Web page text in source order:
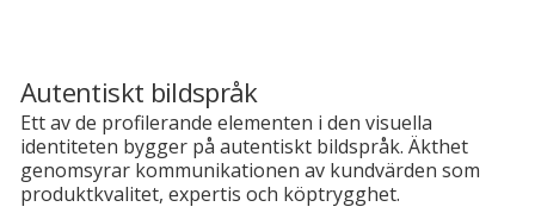
Autentiskt bildspråk
Ett av de profilerande elementen i den visuella
identiteten bygger på autentiskt bildspråk. Äkthet
genomsyrar kommunikationen av kundvärden som
produktkvalitet, expertis och köptrygghet.